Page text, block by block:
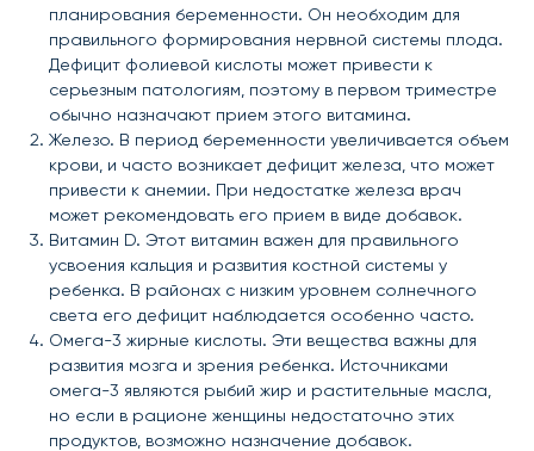
планирования беременности. Он необходим для
правильного формирования нервной системы плода.
Дефицит фолиевой кислоты может привести к
серьезным патологиям, поэтому в первом триместре
обычно назначают прием этого витамина.
Железо. В период беременности увеличивается объем
крови, и часто возникает дефицит железа, что может
привести к анемии. При недостатке железа врач
может рекомендовать его прием в виде добавок.
Витамин D. Этот витамин важен для правильного
усвоения кальция и развития костной системы у
ребенка. В районах с низким уровнем солнечного
света его дефицит наблюдается особенно часто.
Омега-3 жирные кислоты. Эти вещества важны для
развития мозга и зрения ребенка. Источниками
омега-3 являются рыбий жир и растительные масла,
но если в рационе женщины недостаточно этих
продуктов, возможно назначение добавок.